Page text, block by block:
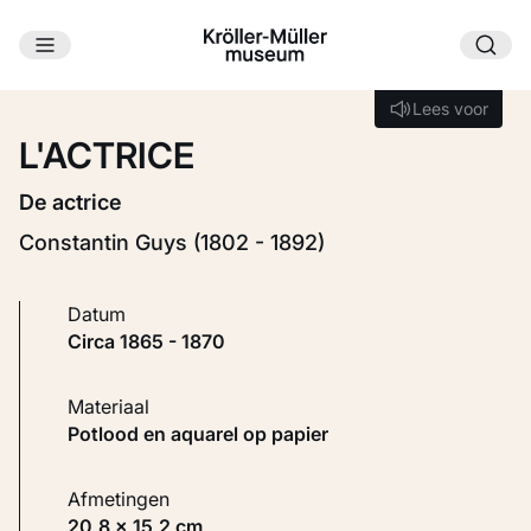
Ga naar hoofdinhoud
Lees voor
Lees voor
L'ACTRICE
De actrice
Constantin Guys (1802 - 1892)
Datum
circa 1865 - 1870
Materiaal
Potlood en aquarel op papier
Afmetingen